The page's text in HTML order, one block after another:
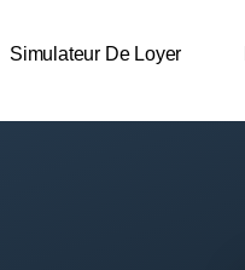
Simulateur De Loyer